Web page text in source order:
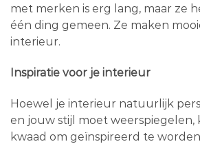
met merken is erg lang, maar ze
één ding gemeen. Ze maken
interieur.
Inspiratie voor je interieur
Hoewel je interieur natuurlijk
en jouw stijl moet weerspiegelen,
kwaad om geïnspireerd te